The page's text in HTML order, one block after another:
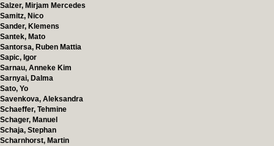
Salzer, Mirjam Mercedes
Samitz, Nico
Sander, Klemens
Santek, Mato
Santorsa, Ruben Mattia
Sapic, Igor
Sarnau, Anneke Kim
Sarnyai, Dalma
Sato, Yo
Savenkova, Aleksandra
Schaeffer, Tehmine
Schager, Manuel
Schaja, Stephan
Scharnhorst, Martin